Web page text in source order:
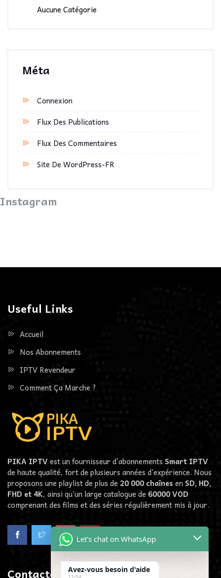
Aucune Catégorie
Méta
Connexion
Flux Des Publications
Flux Des Commentaires
Site De WordPress-FR
Instagram
Useful Links
Accueil
Nos Abonnements
IPTV Revendeur
Comment Ça Marche ?
PIKA IPTVest un fournisseur d’abonnements Smart IPTV
de haute qualité, fort de plusieurs années d’expérience. Nous
proposons une playlist de plus de 20 000 chaînes en SD, HD,
FHD et 4K, ainsi qu’un large catalogue de 60000VOD
comprenant des films et des séries régulièrement mis à jour.
Contactez-Nous
Let's chat on WhatsApp
Avez-vous besoin d'aide